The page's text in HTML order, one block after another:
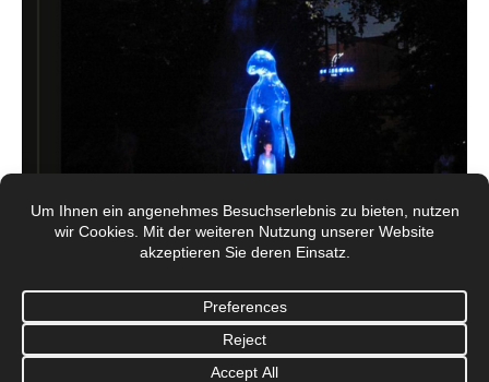
© Galerie Mönch Berlin 2017